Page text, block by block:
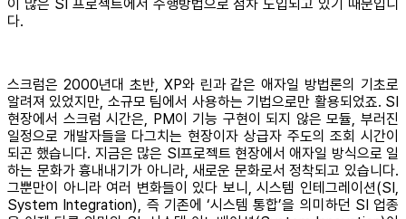
이 많은 SI 프로젝트에서 수행방법으로 점차 도입되고 있기 때문입니
다.
스크럼은 2000년대 초반, XP와 린과 같은 애자일 방법론의 기초로
알려져 있었지만, 소규모 팀에서 사용하는 기법으로만 활용되었죠. SI
현장에서 스크럼 시간은, PM이 기능 구현이 되지 않은 모듈, 부러진
일정으로 개발자들을 다그치는 현장이자 상급자 주도의 조회 시간이
되곤 했습니다. 지금은 많은 SI프로젝트 현장에서 애자일 방식으로 일
하는 문화가 흉내내기가 아니라, 새로운 문화로서 정착되고 있습니다.
그뿐만이 아니라 여러 변화들이 있다 보니, 시스템 인테그레이션(SI,
System Integration), 즉 기존에 ‘시스템 통합’을 의미하던 SI 업종